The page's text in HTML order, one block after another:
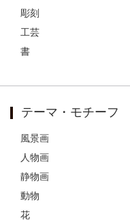
彫刻
工芸
書
テーマ・モチーフ
風景画
人物画
静物画
動物
花